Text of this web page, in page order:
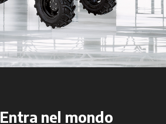
Entra nel mondo